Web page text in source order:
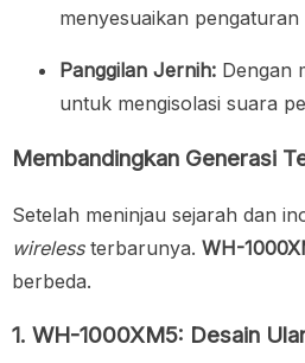
menyesuaikan
Panggilan Jernih: Dengan
untuk mengisolasi suara
Membandingkan Generasi
Setelah meninjau sejarah dan
wirelessterbarunya. WH-
berbeda.
1. WH-1000XM5: Desain